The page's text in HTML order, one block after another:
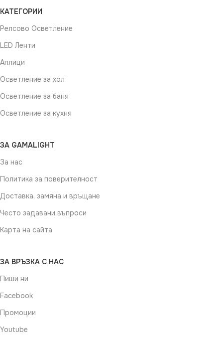
КАТЕГОРИИ
Релсово Осветление
LED Ленти
Аплици
Осветление за хол
Осветление за баня
Осветление за кухня
ЗА GAMALIGHT
За нас
Политика за поверителност
Доставка, замяна и връщане
Често задавани въпроси
Карта на сайта
ЗА ВРЪЗКА С НАС
Пиши ни
Facebook
Промоции
Youtube